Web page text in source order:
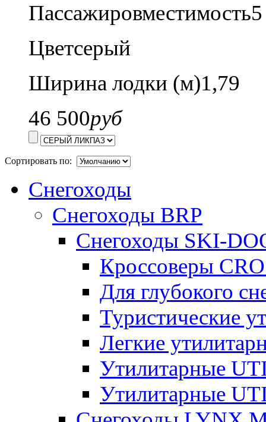
Пассажировместимость
Цветсерый
Ширина лодки (м)1,79
46 500руб
Сортировать по:
Снегоходы
Снегоходы BRP
Снегоходы SKI-
Кроссоверы
Для глубокого
Туристические
Легкие
Утилитарные
Утилитарные